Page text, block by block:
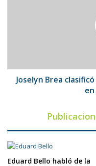
5.000
metros
Joselyn Brea
Eduard Bello habló de la